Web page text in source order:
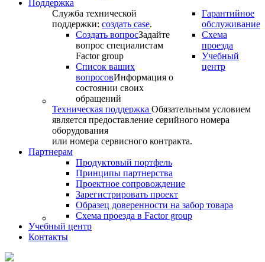
Поддержка
Служба технической
поддержки: создать case.
Создать вопросЗадайте
вопрос специалистам
Factor group
Список ваших
вопросовИнформация о
состоянии своих
обращений
Гарантийное
обслуживание
Схема
проезда
Учебный
центр
Техническая поддержка Обязательным условием
является предоставление серийного номера
оборудования
или номера сервисного контракта.
Партнерам
Продуктовый портфель
Принципы партнерства
Проектное сопровождение
Зарегистрировать проект
Образец доверенности на забор товара
Схема проезда в Factor group
Учебный центр
Контакты